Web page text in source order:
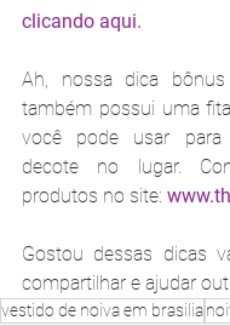
clicando aqui.
Ah, nossa dica
também possui uma
você pode usar
decote no lugar.
produtos no site:
Gostou dessas dicas
compartilhar e ajudar
vestido de noiva em brasilia